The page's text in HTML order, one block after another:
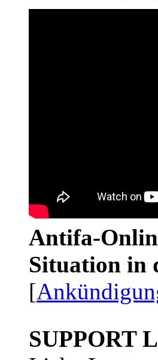
Antifa-
Situation in
[
SUPPORT